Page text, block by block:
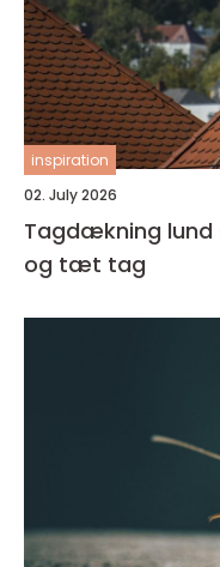
inspiration
02. July 2026
Tagdækning lund sådan får du et holdbart
og tæt tag